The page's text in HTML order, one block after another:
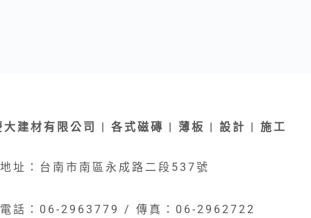
大建材有限公司 | 各式磁磚 | 薄板 | 設計 | 施工
址：台南市南區永成路二段537號
話：06-2963779 / 傳真：06-2962722